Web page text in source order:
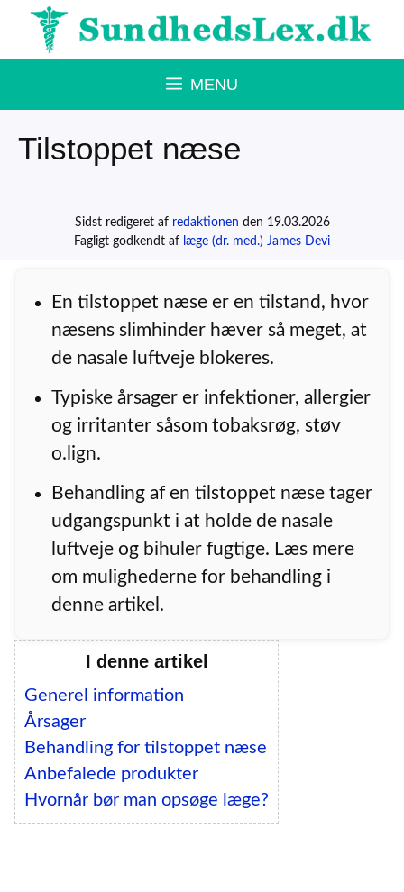
Hop
MENU
Tilstoppet næse
Sidst redigeret af redaktionen den 19.03.2026
Fagligt godkendt af læge (dr. med.) James Devi
En tilstoppet næse er en tilstand, hvor
næsens slimhinder hæver så meget, at
de nasale luftveje blokeres.
Typiske årsager er infektioner, allergier
og irritanter såsom tobaksrøg, støv
o.lign.
Behandling af en tilstoppet næse tager
udgangspunkt i at holde de nasale
luftveje og bihuler fugtige. Læs mere
om mulighederne for behandling i
denne artikel.
I denne artikel
Generel information
Årsager
Behandling for tilstoppet næse
Anbefalede produkter
Hvornår bør man opsøge læge?